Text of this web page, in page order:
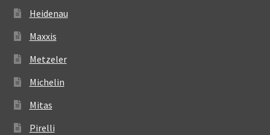
Heidenau
Maxxis
Metzeler
Michelin
Mitas
Pirelli